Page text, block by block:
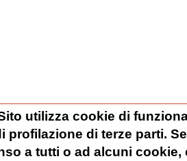
utilizza cookie di
profilazione di terze parti.
a tutti o ad alcuni